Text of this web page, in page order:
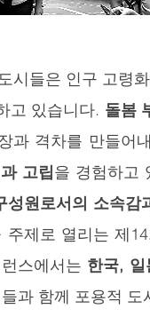
시들은 인구 고령
고 있습니다. 돌봄
과 격차를 만들어
고립을 경험하고
원로서의 소속감
주제로 열리는 제
스에서는 한국,
과 함께 포용적